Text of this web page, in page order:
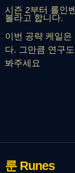
시즌 2부터 롤인
볼라고 합니다.
이번 공략 케일은
다. 그만큼 연구
봐주세요
룬 Runes